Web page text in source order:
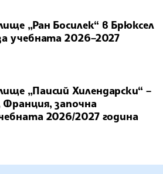
„Ран Босилек“ в Брюксел
учебната 2026–2027
„Паисий Хилендарски“ –
започна
2026/2027 година